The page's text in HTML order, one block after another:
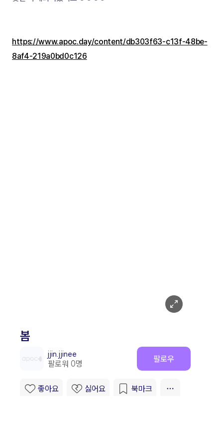
https://www.apoc.day/content/db303f63-c13f-48be-
8af4-219a0bd0c126